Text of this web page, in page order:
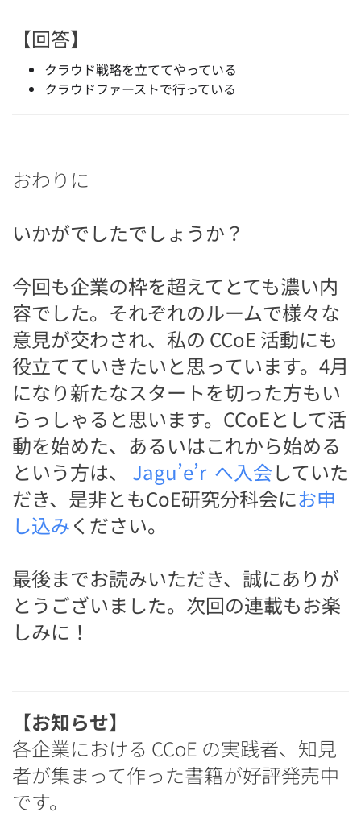
【回答】
クラウド戦略を立ててやっている
クラウドファーストで行っている
おわりに
いかがでしたでしょうか？
今回も企業の枠を超えてとても濃い内
容でした。それぞれのルームで様々な
意見が交わされ、私の CCoE 活動にも
役立てていきたいと思っています。 4月
になり新たなスタートを切った方もい
らっしゃると思います。CCoEとして活
動を始めた、あるいはこれから始める
という方は、 Jagu’e’r へ入会していた
だき、是非ともCoE研究分科会にお申
し込みください。
最後までお読みいただき、誠にありが
とうございました。次回の連載もお楽
しみに！
【お知らせ】
各企業における CCoE の実践者、知見
者が集まって作った書籍が好評発売中
です。